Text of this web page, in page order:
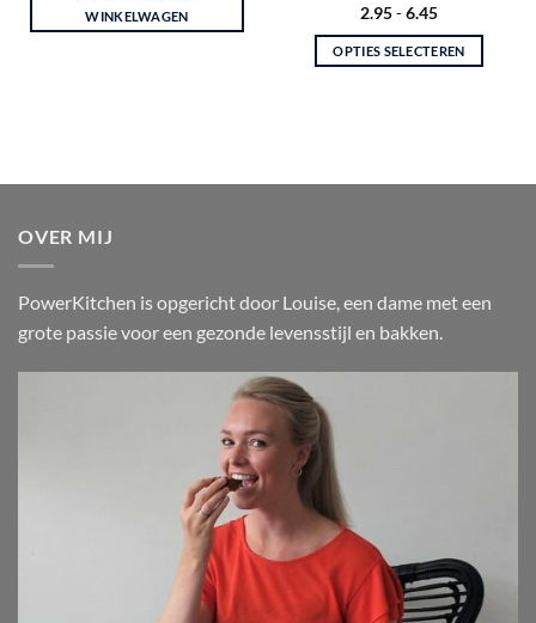
WINKELWAGEN
Gewaardeerd
5uit 5
2.95-6.45Prijsklasse:
tot
€6.45
OPTIES SELECTEREN
worden
op
OVER MIJ
PowerKitchen is opgericht door Louise, een dame met een
grote passie voor een gezonde levensstijl en bakken.